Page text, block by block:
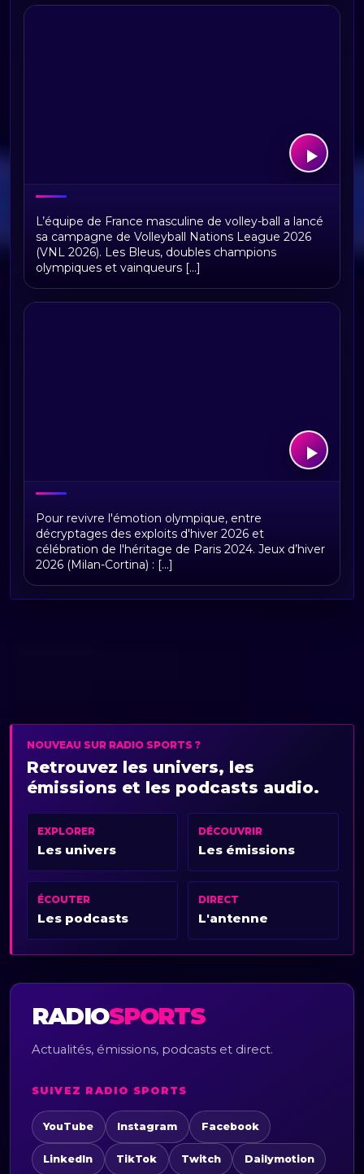
VNL 2026 : calendrier et résultats des
équipes de France
L’équipe de France masculine de volley-ball a lancé
sa campagne de Volleyball Nations League 2026
(VNL 2026). Les Bleus, doubles champions
olympiques et vainqueurs [...]
De Paris 2024 à Milan-Cortina 2026
Pour revivre l'émotion olympique, entre
décryptages des exploits d'hiver 2026 et
célébration de l'héritage de Paris 2024. Jeux d’hiver
2026 (Milan-Cortina) : [...]
NOUVEAU SUR RADIO SPORTS ?
Retrouvez les univers, les
émissions et les podcasts audio.
EXPLORER
Les univers
DÉCOUVRIR
Les émissions
ÉCOUTER
Les podcasts
DIRECT
L'antenne
RADIOSPORTS
Actualités, émissions, podcasts et direct.
SUIVEZ RADIO SPORTS
YouTube Instagram Facebook
LinkedIn TikTok Twitch Dailymotion